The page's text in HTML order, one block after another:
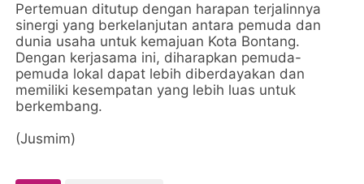
Pertemuan ditutup dengan harapan terjalinnya
sinergi yang berkelanjutan antara pemuda dan
dunia usaha untuk kemajuan Kota Bontang.
Dengan kerjasama ini, diharapkan pemuda-
pemuda lokal dapat lebih diberdayakan dan
memiliki kesempatan yang lebih luas untuk
berkembang.
(Jusmim)